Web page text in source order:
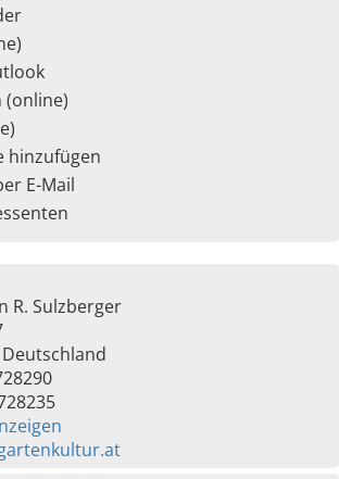
(online)
hinzufügen
E-Mail
R. Sulzberger